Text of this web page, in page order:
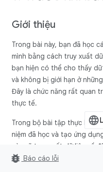
Giới thiệu
Trong bài này, bạn đã học
mình bằng cách truy xuất
bạn hiện có thể cho thấy
và không bị giới hạn ở
Đây là chức năng rất quan
thực tế.
Trong bộ bài tập thực hành
niệm đã học và tạo ứng
này sẽ truy xuất dữ liệu về
hiển thị dữ liệu này trong
bug_report Báo cáo lỗi